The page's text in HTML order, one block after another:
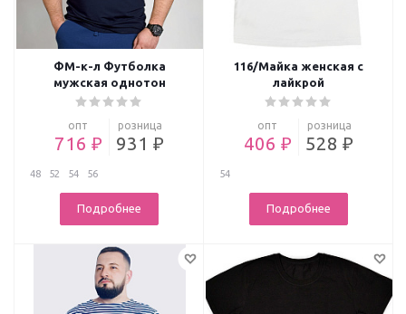
ФМ-к-л Футболка
мужская однотон
опт
716 ₽
розница
931 ₽
48 52 54 56
Подробнее
116/Майка женская с
лайкрой
опт
406 ₽
розница
528 ₽
54
Подробнее